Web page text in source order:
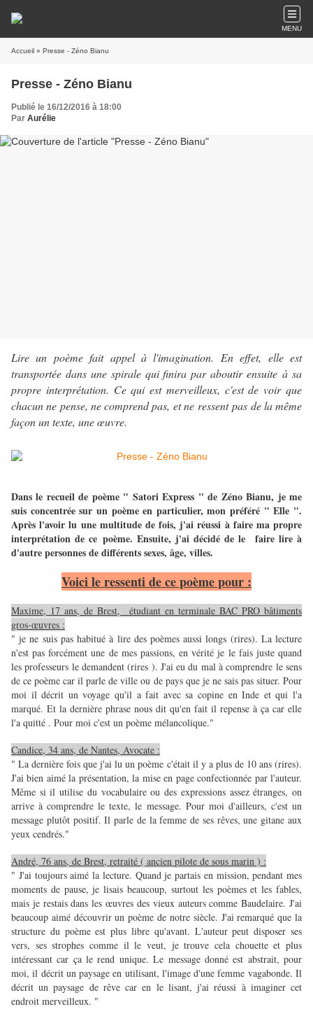
MENU
Accueil » Presse - Zéno Bianu
Presse - Zéno Bianu
Publié le 16/12/2016 à 18:00
Par Aurélie
Lire un poème fait appel à l'imagination. En effet, elle est
transportée dans une spirale qui finira par aboutir ensuite à sa
propre interprétation. Ce qui est merveilleux, c'est de voir que
chacun ne pense, ne comprend pas, et ne ressent pas de la même
façon un texte, une œuvre.
Dans le recueil de poème " Satori Express " de Zéno Bianu, je me
suis concentrée sur un poème en particulier, mon préféré " Elle ".
Après l'avoir lu une multitude de fois, j'ai réussi à faire ma propre
interprétation de ce poème. Ensuite, j'ai décidé de le faire lire à
d'autre personnes de différents sexes, âge, villes.
Voici le ressenti de ce poème pour :
Maxime, 17 ans, de Brest, étudiant en terminale BAC PRO bâtiments
gros-œuvres :
" je ne suis pas habitué à lire des poèmes aussi longs (rires). La lecture
n'est pas forcément une de mes passions, en vérité je le fais juste quand
les professeurs le demandent (rires ). J'ai eu du mal à comprendre le sens
de ce poème car il parle de ville ou de pays que je ne sais pas situer. Pour
moi il décrit un voyage qu'il a fait avec sa copine en Inde et qui l'a
marqué. Et la dernière phrase nous dit qu'en fait il repense à ça car elle
l'a quitté . Pour moi c'est un poème mélancolique."
Candice, 34 ans, de Nantes, Avocate :
" La dernière fois que j'ai lu un poème c'était il y a plus de 10 ans (rires).
J'ai bien aimé la présentation, la mise en page confectionnée par l'auteur.
Même si il utilise du vocabulaire ou des expressions assez étranges, on
arrive à comprendre le texte, le message. Pour moi d'ailleurs, c'est un
message plutôt positif. Il parle de la femme de ses rêves, une gitane aux
yeux cendrés."
André, 76 ans, de Brest, retraité ( ancien pilote de sous marin ) :
" J'ai toujours aimé la lecture. Quand je partais en mission, pendant mes
moments de pause, je lisais beaucoup, surtout les poèmes et les fables,
mais je restais dans les œuvres des vieux auteurs comme Baudelaire. J'ai
beaucoup aimé découvrir un poème de notre siècle. J'ai remarqué que la
structure du poème est plus libre qu'avant. L'auteur peut disposer ses
vers, ses strophes comme il le veut, je trouve cela chouette et plus
intéressant car ça le rend unique. Le message donné est abstrait, pour
moi, il décrit un paysage en utilisant, l'image d'une femme vagabonde. Il
décrit un paysage de rêve car en le lisant, j'ai réussi à imaginer cet
endroit merveilleux. "